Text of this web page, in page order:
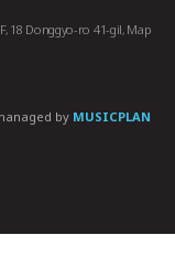
18 Donggyo-ro 41-gil, Map
by MUSICPLAN